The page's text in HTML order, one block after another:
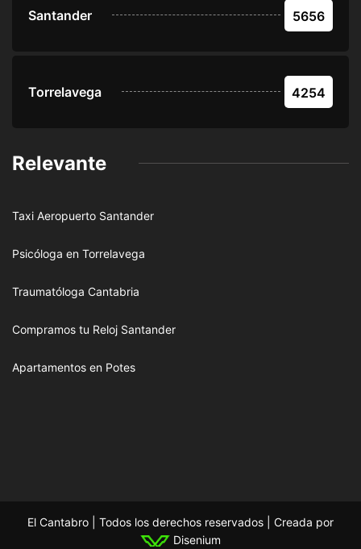
Santander 5656
Torrelavega 4254
Relevante
Taxi Aeropuerto Santander
Psicóloga en Torrelavega
Traumatóloga Cantabria
Compramos tu Reloj Santander
Apartamentos en Potes
El Cantabro | Todos los derechos reservados | Creada por
Disenium